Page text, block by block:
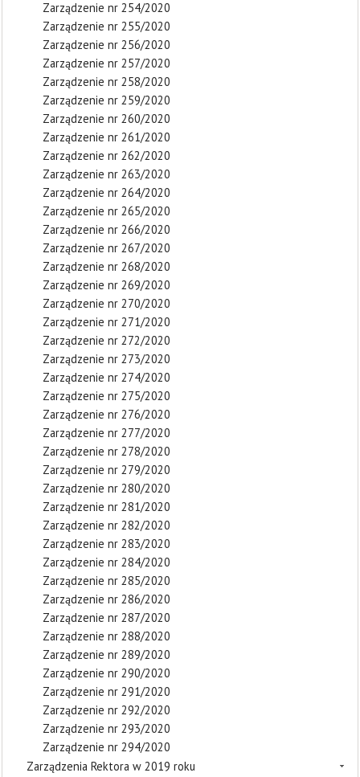
Zarządzenie nr 254/2020
Zarządzenie nr 255/2020
Zarządzenie nr 256/2020
Zarządzenie nr 257/2020
Zarządzenie nr 258/2020
Zarządzenie nr 259/2020
Zarządzenie nr 260/2020
Zarządzenie nr 261/2020
Zarządzenie nr 262/2020
Zarządzenie nr 263/2020
Zarządzenie nr 264/2020
Zarządzenie nr 265/2020
Zarządzenie nr 266/2020
Zarządzenie nr 267/2020
Zarządzenie nr 268/2020
Zarządzenie nr 269/2020
Zarządzenie nr 270/2020
Zarządzenie nr 271/2020
Zarządzenie nr 272/2020
Zarządzenie nr 273/2020
Zarządzenie nr 274/2020
Zarządzenie nr 275/2020
Zarządzenie nr 276/2020
Zarządzenie nr 277/2020
Zarządzenie nr 278/2020
Zarządzenie nr 279/2020
Zarządzenie nr 280/2020
Zarządzenie nr 281/2020
Zarządzenie nr 282/2020
Zarządzenie nr 283/2020
Zarządzenie nr 284/2020
Zarządzenie nr 285/2020
Zarządzenie nr 286/2020
Zarządzenie nr 287/2020
Zarządzenie nr 288/2020
Zarządzenie nr 289/2020
Zarządzenie nr 290/2020
Zarządzenie nr 291/2020
Zarządzenie nr 292/2020
Zarządzenie nr 293/2020
Zarządzenie nr 294/2020
Zarządzenia Rektora w 2019 roku